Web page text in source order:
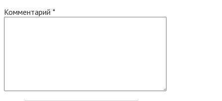
Комментарий *